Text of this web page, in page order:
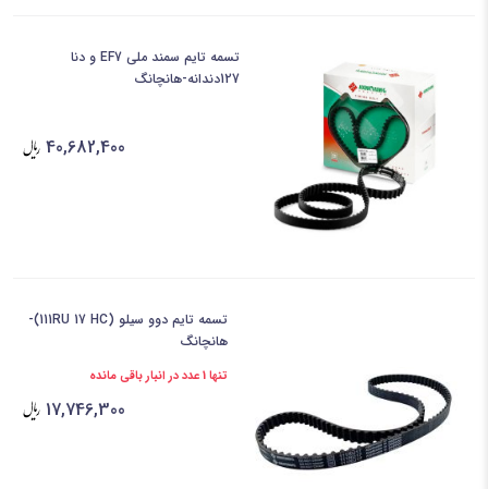
تسمه تایم سمند ملی EF7 و دنا
127دندانه-هانچانگ
40,682,400
تسمه تایم دوو سیلو (111RU 17 HC)-
هانچانگ
تنها 1 عدد در انبار باقی مانده
17,746,300